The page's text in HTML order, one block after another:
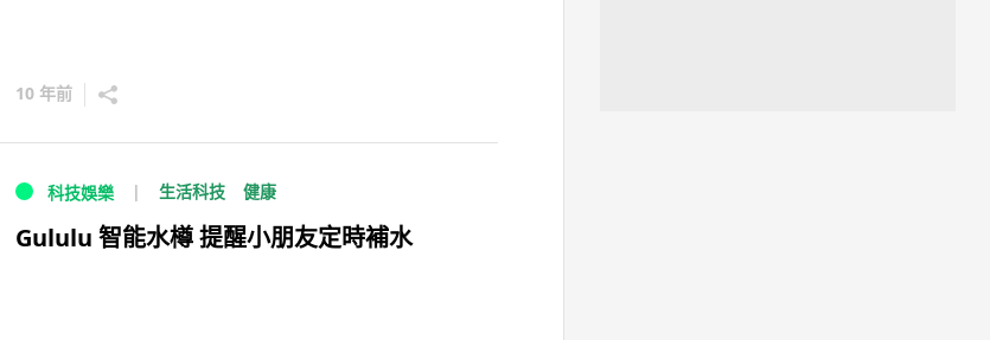
10 年前
科技娛樂 生活科技 健康
Gululu 智能水樽 提醒小朋友定時補水